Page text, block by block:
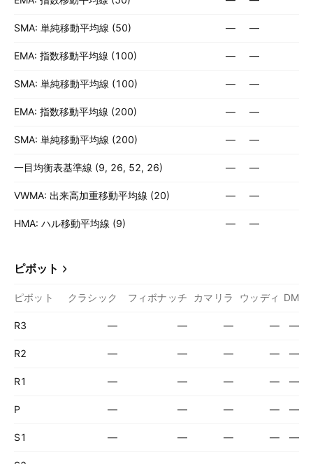
SMA: 単純移動平均線 (50) — —
EMA: 指数移動平均線 (100) — —
SMA: 単純移動平均線 (100) — —
EMA: 指数移動平均線 (200) — —
SMA: 単純移動平均線 (200) — —
一目均衡表基準線 (9, 26, 52, 26) — —
VWMA: 出来高加重移動平均線 (20) — —
HMA: ハル移動平均線 (9) — —
ピボット
ピボット クラシック フィボナッチ カマリラ ウッディ DM
R3 — — — — —
R2 — — — — —
R1 — — — — —
P — — — — —
S1 — — — — —